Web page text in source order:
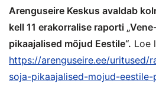
Arenguseire Keskus avaldab
kell 11 erakorralise raporti
pikaajalised mõjud Eestile“. Loe
https://arenguseire.ee/uritused/
soja-pikaajalised-mojud-eestile-